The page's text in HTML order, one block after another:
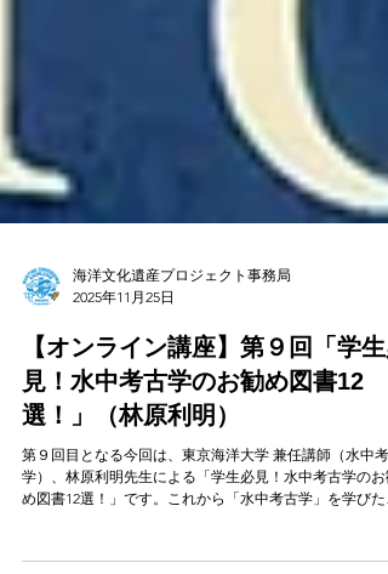
2025年11月25日
【オンライン講座】第９回「学生
見！水中考古学のお勧め図書12
選！」（林原利明）
第９回目となる今回は、東京海洋大学 兼任講師（水中考
と思っている方、とくに中学生・高校生、そして大学で